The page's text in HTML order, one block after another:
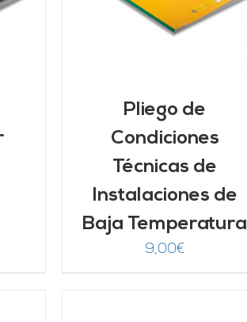
Pliego de
Condiciones
Técnicas de
Instalaciones de
Baja Temperatura
9,00€